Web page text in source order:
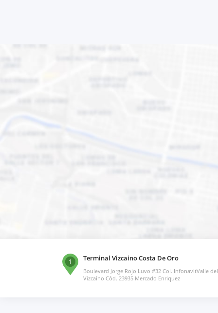
1 Terminal Vizcaino Costa De Oro
Boulevard Jorge Rojo Luvo #32 Col. InfonavitValle del
Vizcaíno Cód. 23935 Mercado Enriquez